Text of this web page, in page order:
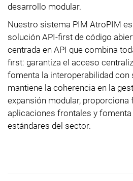
desarrollo modular.
Nuestro sistema PIM AtroPIM
solución API-first de código
centrada en API que combina
first: garantiza el acceso
fomenta la interoperabilidad con
mantiene la coherencia en la
expansión modular, proporciona
aplicaciones frontales y
estándares del sector.